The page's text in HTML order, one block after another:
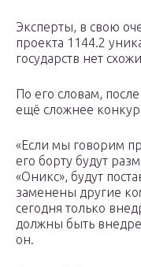
Эксперты, в свою
проекта 1144.2
государств нет
По его словам,
ещё сложнее
«Если мы говорим
его борту будут
«Оникс», будут
заменены другие
сегодня только
должны быть
он.